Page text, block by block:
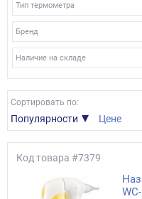
Тип термометра
Бренд
Наличие на складе
Сортировать по:
Популярности Цене
Код товара #7379